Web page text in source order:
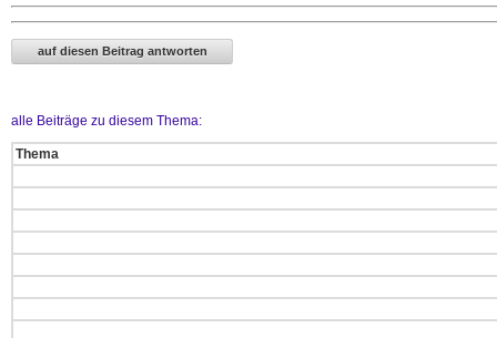
alle Beiträge zu diesem Thema:
Thema